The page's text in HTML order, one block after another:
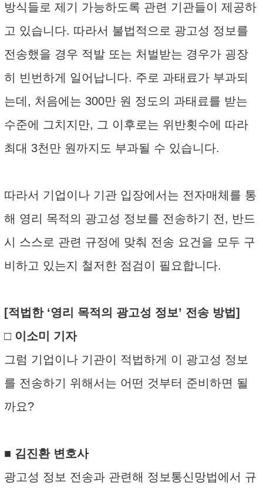
방식들로 제기 가능하도록 관련 기관들이 제공하
고 있습니다. 따라서 불법적으로 광고성 정보를
전송했을 경우 적발 또는 처벌받는 경우가 굉장
히 빈번하게 일어납니다. 주로 과태료가 부과되
는데, 처음에는 300만 원 정도의 과태료를 받는
수준에 그치지만, 그 이후로는 위반횟수에 따라
최대 3천만 원까지도 부과될 수 있습니다.
따라서 기업이나 기관 입장에서는 전자매체를 통
해 영리 목적의 광고성 정보를 전송하기 전, 반드
시 스스로 관련 규정에 맞춰 전송 요건을 모두 구
비하고 있는지 철저한 점검이 필요합니다.
[적법한 ‘영리 목적의 광고성 정보’ 전송 방법]
□ 이소미 기자
그럼 기업이나 기관이 적법하게 이 광고성 정보
를 전송하기 위해서는 어떤 것부터 준비하면 될
까요?
■ 김진환 변호사
광고성 정보 전송과 관련해 정보통신망법에서 규